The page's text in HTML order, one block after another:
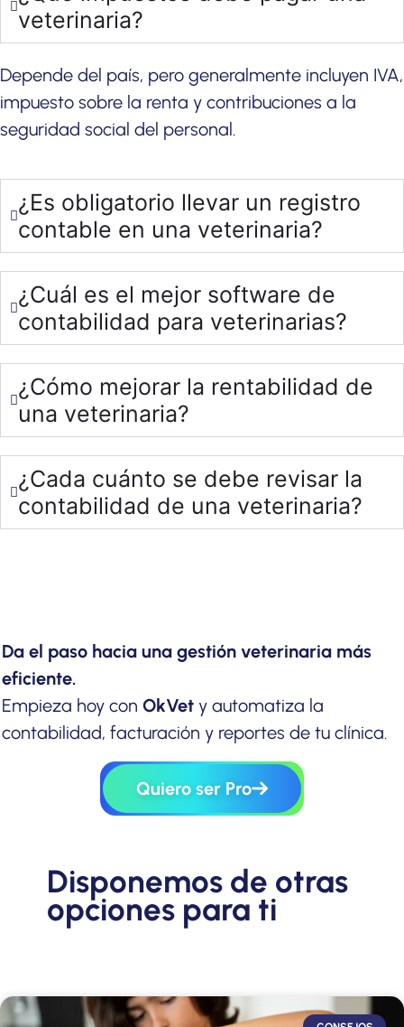
veterinaria?
Depende del país, pero generalmente incluyen IVA,
impuesto sobre la renta y contribuciones a la
seguridad social del personal.
¿Es obligatorio llevar un registro
contable en una veterinaria?
¿Cuál es el mejor software de
contabilidad para veterinarias?
¿Cómo mejorar la rentabilidad de
una veterinaria?
¿Cada cuánto se debe revisar la
contabilidad de una veterinaria?
Da el paso hacia una gestión veterinaria más
eficiente.
Empieza hoy con OkVety automatiza la
contabilidad, facturación y reportes de tu clínica.
Quiero ser Pro
Disponemos de otras
opciones para ti